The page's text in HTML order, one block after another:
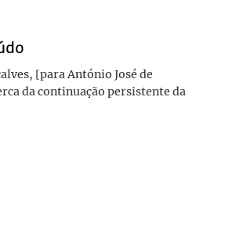
[para António José de
da continuação persistente da